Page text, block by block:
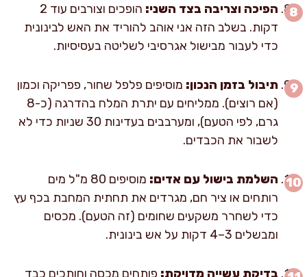
הפיכה וצריבה בצד השני:
הופכים וצורבים עוד 2
דקות. בשלב הזה אני אוהב להוריד את האש לבינונית
כדי לעבור מבישול אגרסיבי לשליטה בעסיסיות.
תיבול בזמן הנכון: מוסיפים פלפל שחור, פפריקה וכמון
(אם רוצים). ממליחים עם יתרת המלח בהדרגה (כ-8
גרם, לפי הטעם), ומערבבים בעדינות 30 שניות כדי לא
לשבור את הכבדים.
השלמת בישול עם אדים:
מוסיפים 80 מ"ל מים
רותחים או ציר חם, מגרדים את תחתית המחבת בכף עץ
כדי לשחרר משקעים שחומים (זה הטעם). מכסים
ומבשלים 3–4 דקות על אש בינונית.
בדיקת עשייה מדויקת: פותחים מכסה וחותכים כבד